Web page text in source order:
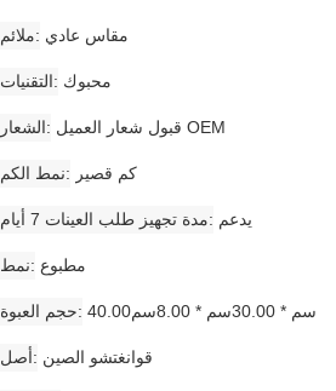
ملائم مقاس عادي
التقنيات محبوك
الشعار قبول شعار العميل OEM
نمط الكم كم قصير
مدة تجهيز طلب العينات 7 أيام يدعم
نمط مطبوع
حجم العبوة 40.00سم * 30.00سم * 8.00سم
أصل قوانغتشو الصين